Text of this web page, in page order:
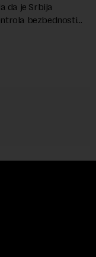
da je Srbija
bezbednosti